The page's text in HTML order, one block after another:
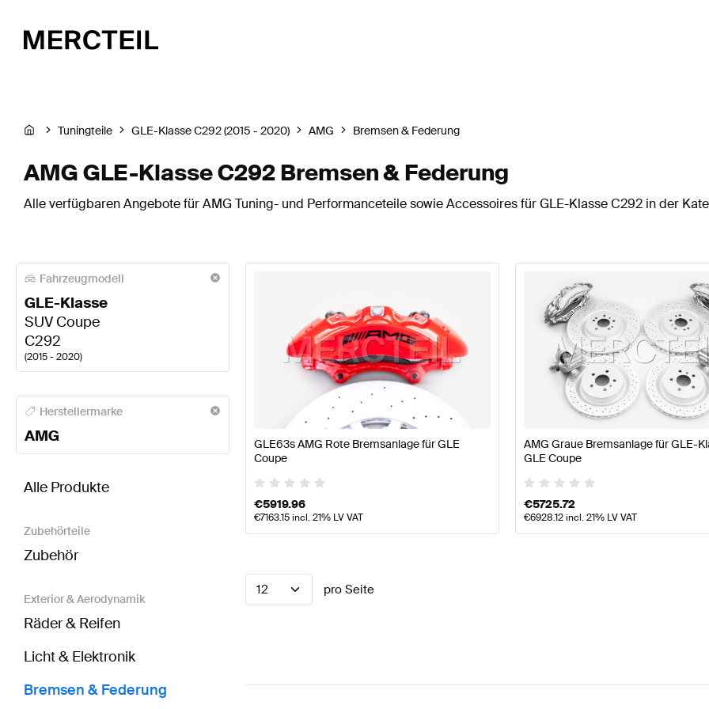
Tuningteile GLE-Klasse C292 (2015 - 2020) AMG Bremsen & Federung
AMG GLE-Klasse C292 Bremsen & Federung
Alle verfügbaren Angebote für AMG Tuning- und Performanceteile sowie Accessoires für GLE-Klasse C292 in der
Fahrzeugmodell
GLE-Klasse
SUV Coupe
C292
(2015 - 2020)
AMG A-Klasse Bremsen & Federung AMG A-Klasse W177 Modellpflege Bremsen & Federung AMG A-
Herstellermarke
AMG
BRABUS GLE-Klasse C292 Bremsen & Federung
AMG GLE-Klasse C292 Bremsen & Federung
Alle Produkte
Zubehörteile
Zubehör
Exterior & Aerodynamik
Räder & Reifen
Licht & Elektronik
Bremsen & Federung
GLE63s AMG Rote Bremsanlage für GLE
Coupe
€5919.96
€7163.15incl. 21% LV VAT
AMG Graue Bremsanlage für GLE-
GLE Coupe
€5725.72
€6928.12incl. 21% LV VAT
12 pro Seite